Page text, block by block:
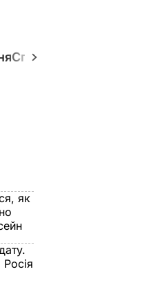
Спецпроєкти
як